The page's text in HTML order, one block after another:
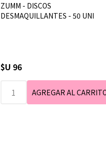
ZUMM - DISCOS
DESMAQUILLANTES - 50 UNI
$U 96